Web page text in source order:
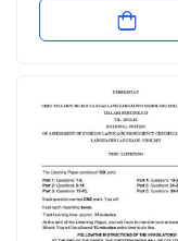
javoblari bilan)